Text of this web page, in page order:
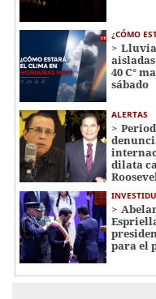
¿CÓMO
40 C°
sábado
ALERTAS
dilata
para el